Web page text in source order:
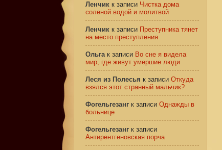
Ленчик к записи Чистка дома
соленой водой и молитвой
Ленчик к записи Преступника тянет
на место преступления
Ольгак записи Во сне я видела
мир, где живут умершие люди
Леся из Полесья к записи Откуда
взялся этот странный мальчик?
Фогельгезанг к записи Однажды в
больнице
Фогельгезанг к записи
Антирентгеновская порча